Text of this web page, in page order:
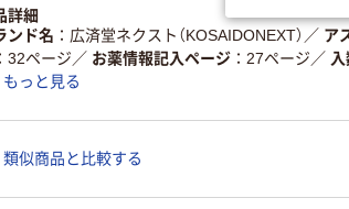
仕組
る
ている
商品の環境配慮ポイントです。詳しくはページ下
細／加点項目
詳細
ンド名
広済堂ネクスト（KOSAIDONEXT） ／ ア
32ページ ／ お薬情報記入ページ 27ページ ／
もっと見る
類似商品と比較する